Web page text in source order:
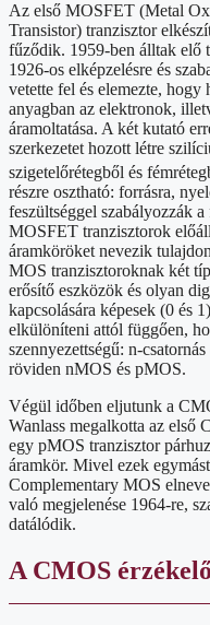
Az első MOSFET (Metal
Transistor) tranzisztor
fűződik. 1959-ben álltak elő
1926-os elképzelésre és
vetette fel és elemezte,
anyagban az elektronok,
áramoltatása. A két kutató
szerkezetet hozott létre
szigetelőrétegből és
részre osztható: forrásra,
feszültséggel szabályozzák
MOSFET tranzisztorok
áramköröket nevezik
MOS tranzisztoroknak két
erősítő eszközök és olyan
kapcsolására képesek (0 és
elkülöníteni attól függően,
szennyezettségű: n-
röviden nMOS és pMOS.
Végül időben eljutunk a
Wanlass megalkotta az első
egy pMOS tranzisztor
áramkör. Mivel ezek
Complementary MOS
való megjelenése 1964-re,
datálódik.
A CMOS